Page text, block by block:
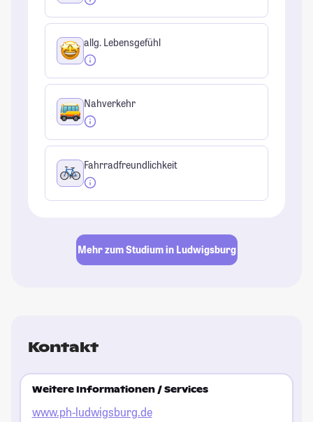
allg. Lebensgefühl
Nahverkehr
Fahrradfreundlichkeit
Mehr zum Studium in Ludwigsburg
Kontakt
Weitere Informationen / Services
www.ph-ludwigsburg.de